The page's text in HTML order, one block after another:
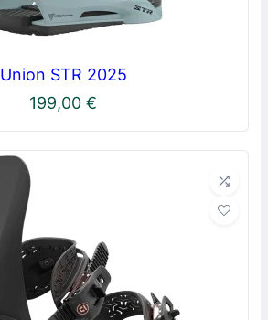
Union STR 2025
199,00 €